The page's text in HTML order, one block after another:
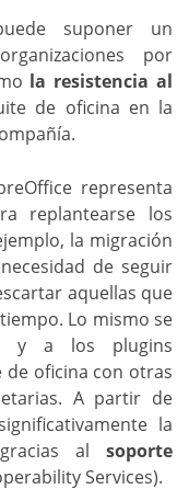
suponer un
por
la resistencia al
de oficina en la
representa
replantearse los
la migración
de seguir
aquellas que
Lo mismo se
y a los plugins
oficina con otras
A partir de
la
al soporte
Services).